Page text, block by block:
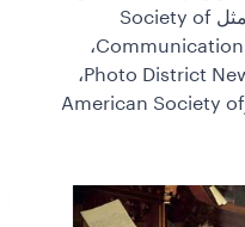
الجوائز من لجان رفيعة المستوى مثل Society of
Publication Designers، وCommunication Arts،
وAmerican Photography، وPhoto District News،
وAlfred Eisenstaedt Award، وAmerican Society of